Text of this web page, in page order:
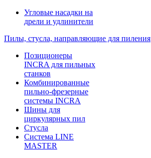
Угловые насадки на
дрели и удлинители
Пилы, стусла, направляющие для пиления
Позиционеры
INCRA для пильных
станков
Комбинированные
пильно-фрезерные
системы INCRA
Шины для
циркулярных пил
Стусла
Система LINE
MASTER